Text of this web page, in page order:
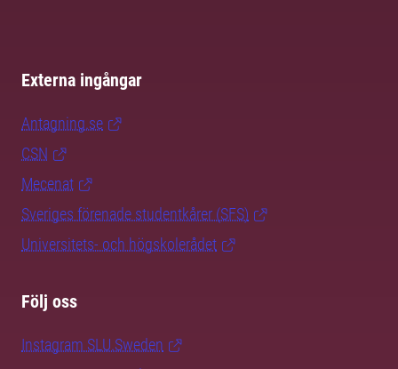
Externa ingångar
Antagning.se
CSN
Mecenat
Sveriges förenade studentkårer (SFS)
Universitets- och högskolerådet
Följ oss
Instagram SLU.Sweden